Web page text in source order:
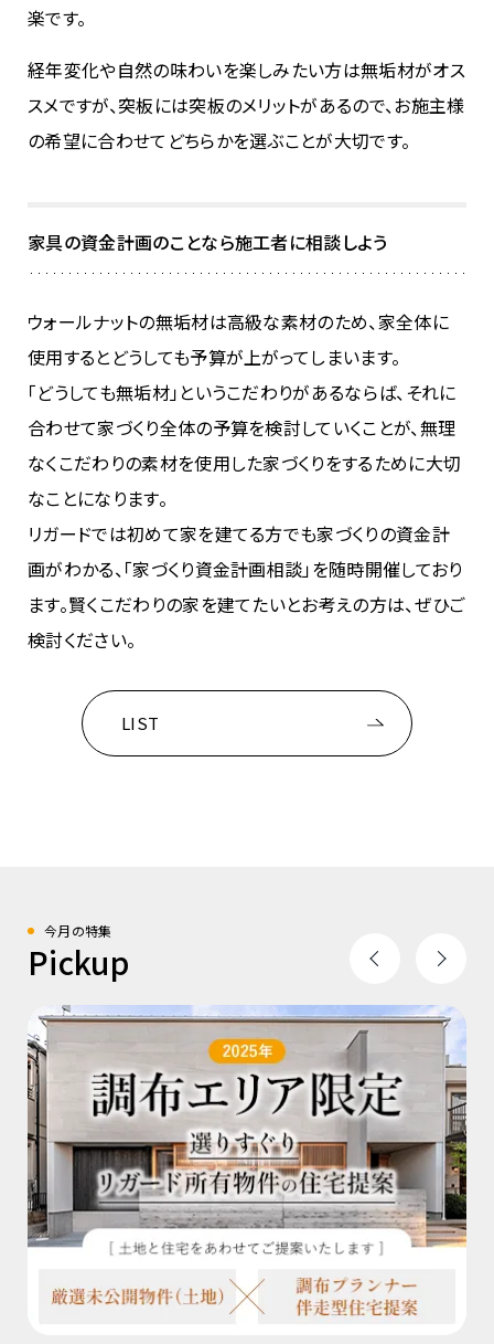
楽です。
経年変化や自然の味わいを楽しみたい方は無垢材がオス
スメですが、突板には突板のメリットがあるので、お施主様
の希望に合わせてどちらかを選ぶことが大切です。
家具の資金計画のことなら施工者に相談しよう
ウォールナットの無垢材は高級な素材のため、家全体に
使用するとどうしても予算が上がってしまいます。
「どうしても無垢材」というこだわりがあるならば、それに
合わせて家づくり全体の予算を検討していくことが、無理
なくこだわりの素材を使用した家づくりをするために大切
なことになります。
リガードでは初めて家を建てる方でも家づくりの資金計
画がわかる、「家づくり資金計画相談」を随時開催しており
ます。賢くこだわりの家を建てたいとお考えの方は、ぜひご
検討ください。
LIST
今月の特集
Pickup